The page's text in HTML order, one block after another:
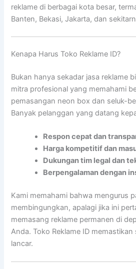
reklame di berbagai kota besar,
Banten, Bekasi, Jakarta, dan
Kenapa Harus Toko Reklame ID?
Bukan hanya sekadar jasa reklame
mitra profesional yang memahami
pemasangan neon box dan seluk-
Banyak pelanggan yang datang
Respon cepat dan
Harga kompetitif dan
Dukungan tim legal dan
Berpengalaman dengan
Kami memahami bahwa mengurus
membingungkan, apalagi jika ini
memasang reklame permanen di
Anda. Toko Reklame ID memastikan
lancar.